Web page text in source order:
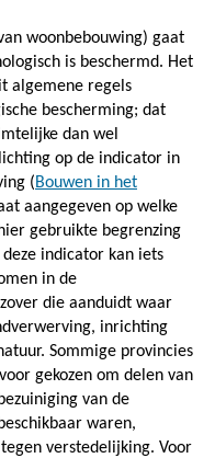
woonbebouwing) gaat
is beschermd. Het
algemene regels
bescherming; dat
dan wel
op de indicator in
(Bouwen in het
aangegeven op welke
gebruikte begrenzing
indicator kan iets
in de
die aanduidt waar
inrichting
Sommige provincies
gekozen om delen van
van de
waren,
verstedelijking. Voor